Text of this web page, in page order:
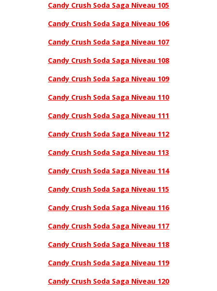
Candy Crush Soda Saga Niveau 105
Candy Crush Soda Saga Niveau 106
Candy Crush Soda Saga Niveau 107
Candy Crush Soda Saga Niveau 108
Candy Crush Soda Saga Niveau 109
Candy Crush Soda Saga Niveau 110
Candy Crush Soda Saga Niveau 111
Candy Crush Soda Saga Niveau 112
Candy Crush Soda Saga Niveau 113
Candy Crush Soda Saga Niveau 114
Candy Crush Soda Saga Niveau 115
Candy Crush Soda Saga Niveau 116
Candy Crush Soda Saga Niveau 117
Candy Crush Soda Saga Niveau 118
Candy Crush Soda Saga Niveau 119
Candy Crush Soda Saga Niveau 120